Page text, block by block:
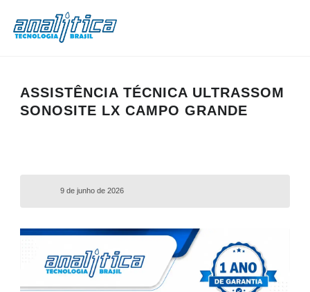
ASSISTÊNCIA TÉCNICA ULTRASSOM
SONOSITE LX CAMPO GRANDE
9 de junho de 2026